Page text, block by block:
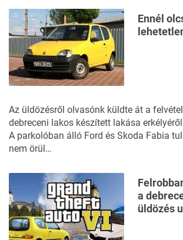
of
1
minute,
17
seconds
Ennél
Az üldözésről olvasónk küldte át a
debreceni lakos készített lakása
A parkolóban álló Ford és Skoda Fabia
nem örül…
a
üldözés